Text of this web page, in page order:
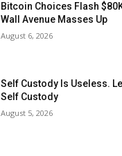
Bitcoin Choices Flash
Wall Avenue Masses Up
August 6, 2026
Self Custody Is Useless.
Self Custody
August 5, 2026